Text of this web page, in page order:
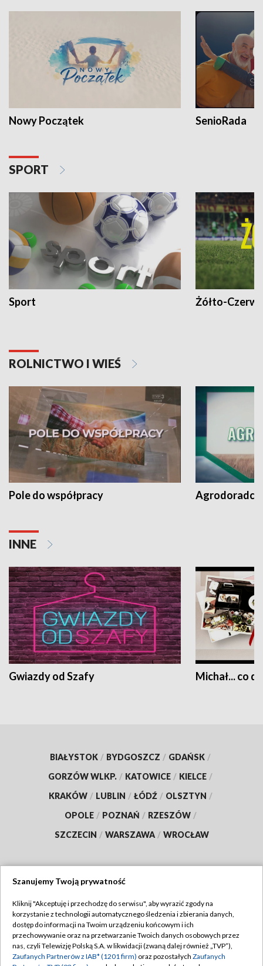
Nowy Początek SenioRada
SPORT
Sport Żółto-
ROLNICTWO I WIEŚ
Pole do współpracy Agrodoradcy
INNE
Gwiazdy od Szafy Michał... co
BIAŁYSTOK / BYDGOSZCZ / GDAŃSK /
GORZÓW WLKP. / KATOWICE / KIELCE /
KRAKÓW / LUBLIN / ŁÓDŹ / OLSZTYN /
OPOLE / POZNAŃ / RZESZÓW /
SZCZECIN / WARSZAWA / WROCŁAW
TVP
Abonament TVP
Emisja w TVP
Regulamin TVP
Polityka prywatności
Szanujemy Twoją prywatność
Kliknij "Akceptuję i przechodzę do serwisu", aby wyrazić zgody na
korzystanie z technologii automatycznego śledzenia i zbierania danych,
dostęp do informacji na Twoim urządzeniu końcowym i ich
przechowywanie oraz na przetwarzanie Twoich danych osobowych przez
nas, czyli Telewizję Polską S.A. w likwidacji (zwaną dalej również „TVP”),
Zaufanych Partnerów z IAB* (1201 firm) oraz pozostałych Zaufanych